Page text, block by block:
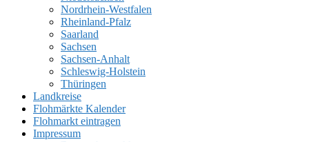
Nordrhein-Westfalen
Rheinland-Pfalz
Saarland
Sachsen
Sachsen-Anhalt
Schleswig-Holstein
Thüringen
Landkreise
Flohmärkte Kalender
Flohmarkt eintragen
Impressum